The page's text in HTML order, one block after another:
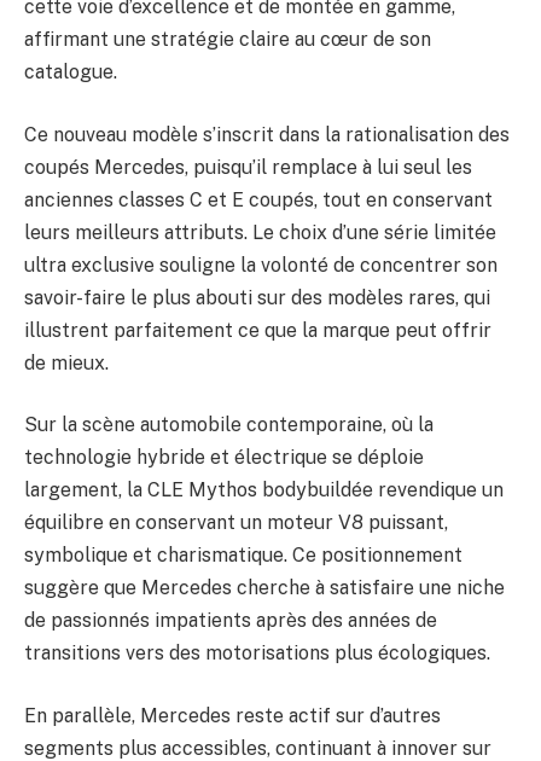
cette voie d’excellence et de montée en gamme,
affirmant une stratégie claire au cœur de son
catalogue.
Ce nouveau modèle s’inscrit dans la rationalisation des
coupés Mercedes, puisqu’il remplace à lui seul les
anciennes classes C et E coupés, tout en conservant
leurs meilleurs attributs. Le choix d’une série limitée
ultra exclusive souligne la volonté de concentrer son
savoir-faire le plus abouti sur des modèles rares, qui
illustrent parfaitement ce que la marque peut offrir
de mieux.
Sur la scène automobile contemporaine, où la
technologie hybride et électrique se déploie
largement, la CLE Mythos bodybuildée revendique un
équilibre en conservant un moteur V8 puissant,
symbolique et charismatique. Ce positionnement
suggère que Mercedes cherche à satisfaire une niche
de passionnés impatients après des années de
transitions vers des motorisations plus écologiques.
En parallèle, Mercedes reste actif sur d’autres
segments plus accessibles, continuant à innover sur